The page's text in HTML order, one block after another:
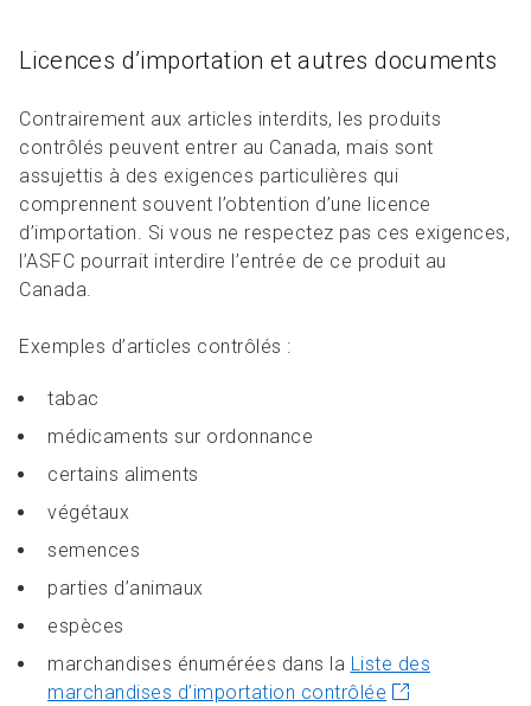
Licences d’importation et autres documents
Contrairement aux articles interdits, les produits
contrôlés peuvent entrer au Canada, mais sont
assujettis à des exigences particulières qui
comprennent souvent l’obtention d’une licence
d’importation. Si vous ne respectez pas ces exigences,
l’ASFC pourrait interdire l’entrée de ce produit au
Canada.
Exemples d’articles contrôlés :
tabac
médicaments sur ordonnance
certains aliments
végétaux
semences
parties d’animaux
espèces
marchandises énumérées dans la Liste des
marchandises d’importation contrôlée